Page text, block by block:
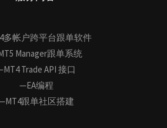
多帐户跨平台跟单软件
Manager跟单系统
Trade API 接口
—EA编程
跟单社区搭建